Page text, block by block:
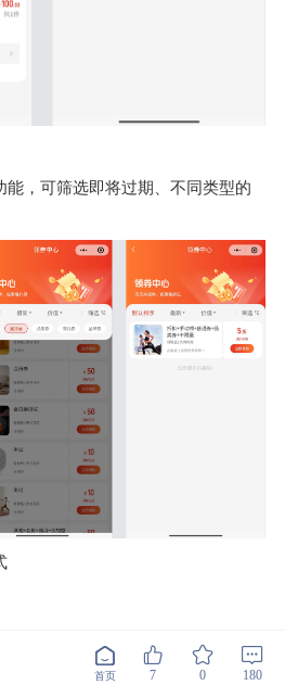
能，可筛选即将过期、不同类型的
想无界限
首页 7 0 180